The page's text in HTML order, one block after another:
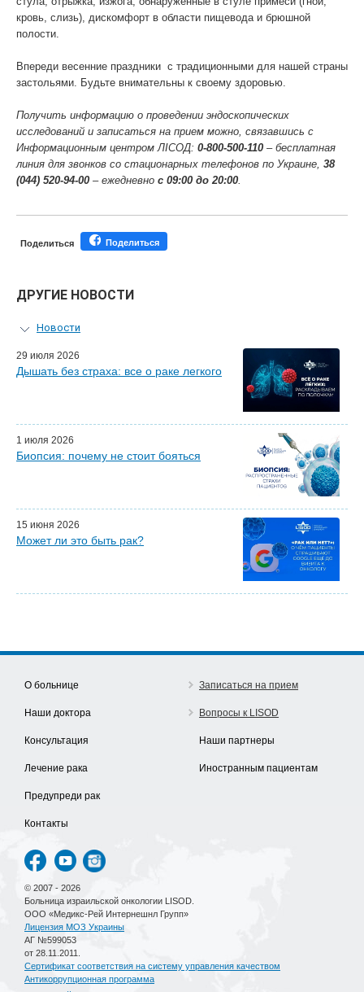
кровь, слизь), дискомфорт в области пищевода и брюшной
полости.
Впереди весенние праздники с традиционными для нашей страны
застольями. Будьте внимательны к своему здоровью.
Получить информацию о проведении эндоскопических
исследований и записаться на прием можно, связавшись с
Информационным центром ЛIСОД: 0-800-500-110 – бесплатная
линия для звонков со стационарных телефонов по Украине, 38
(044) 520-94-00 – ежедневно с 09:00 до 20:00.
Поделиться Поделиться
ДРУГИЕ НОВОСТИ
Новости
Персональный гид
Мастер-классы для врачей
Наши партнеры
29 июля 2026
Дышать без страха: все о раке легкого
1 июля 2026
Биопсия: почему не стоит бояться
15 июня 2026
Может ли это быть рак?
О больнице
Наши доктора
Консультация
Лечение рака
Предупреди рак
Контакты
Записаться на прием
Вопросы к LISOD
Наши партнеры
Иностранным пациентам
© 2007 - 2026
Больница израильской онкологии LISOD.
ООО «Медикс-Рей Интернешнл Групп»
Лицензия МОЗ Украины
АГ №599053
от 28.11.2011.
Сертификат соответствия на систему управления качеством
Антикоррупционная программа